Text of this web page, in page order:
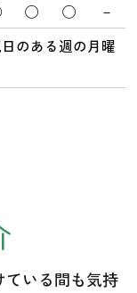
◯ ◯
－
のある週の月曜
いる間も気持